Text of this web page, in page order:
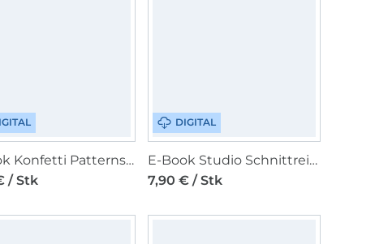
E-Book Konfetti Patterns Liese Damenkleid
/ Stk
DIGITAL
E-Book Studio Schnittreif Frau Carry - Rock
7,90 € / Stk